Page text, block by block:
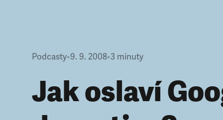
Podcasty•9. 9. 2008•3 minuty
Jak oslaví